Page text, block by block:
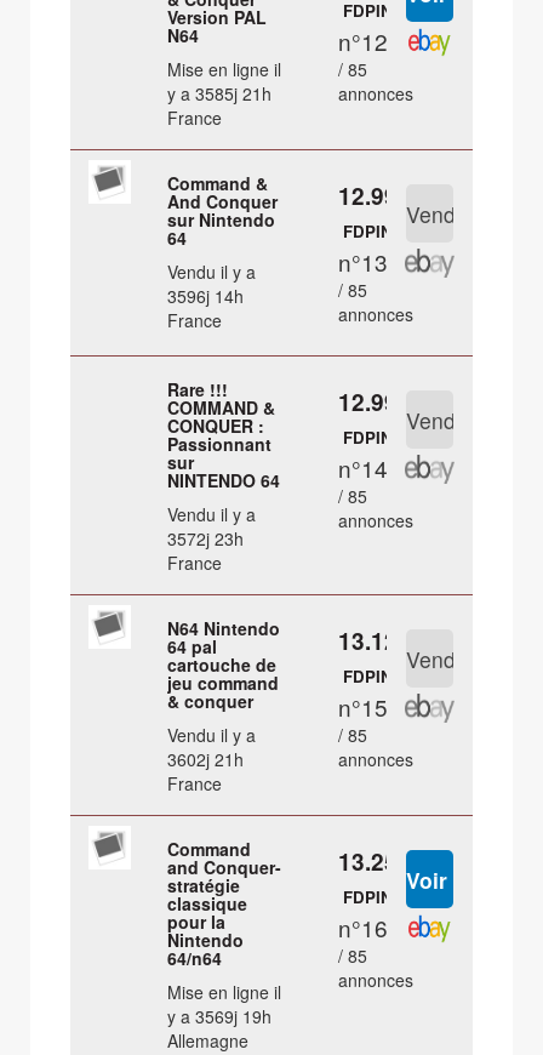
Version PAL
N64
Mise en ligne il
y a 3585j 21h
France
FDPIN
n°12
/ 85
annonces
Command &
And Conquer
sur Nintendo
64
Vendu il y a
3596j 14h
France
12.99 €
FDPIN
n°13
/ 85
annonces
Rare !!!
COMMAND &
CONQUER :
Passionnant
sur
NINTENDO 64
Vendu il y a
3572j 23h
France
12.99 €
FDPIN
n°14
/ 85
annonces
N64 Nintendo
64 pal
cartouche de
jeu command
& conquer
Vendu il y a
3602j 21h
France
13.12 €
FDPIN
n°15
/ 85
annonces
Command
and Conquer-
stratégie
classique
pour la
Nintendo
64/n64
Mise en ligne il
y a 3569j 19h
Allemagne
13.25 €
FDPIN
n°16
/ 85
annonces